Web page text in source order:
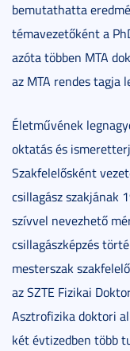
bemutathatta
témavezetőként a
azóta többen MTA
az MTA rendes tagja
Életművének
oktatás és
Szakfelelősként
csillagász szakjának
szívvel nevezhető
csillagászképzés
mesterszak
az SZTE Fizikai
Asztrofizika doktori
két évtizedben több